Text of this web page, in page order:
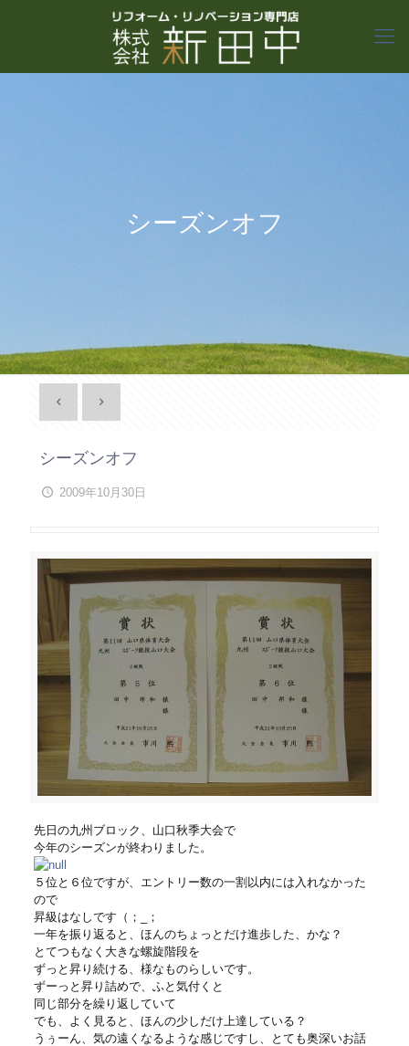
シーズンオフ
シーズンオフ
2009年10月30日
先日の九州ブロック、山口秋季大会で
今年のシーズンが終わりました。
５位と６位ですが、エントリー数の一割以内には入れなかった
ので
昇級はなしです（；_；
一年を振り返ると、ほんのちょっとだけ進歩した、かな？
とてつもなく大きな螺旋階段を
ずっと昇り続ける、様なものらしいです。
ずーっと昇り詰めで、ふと気付くと
同じ部分を繰り返していて
でも、よく見ると、ほんの少しだけ上達している？
うぅーん、気の遠くなるような感じですし、とても奥深いお話